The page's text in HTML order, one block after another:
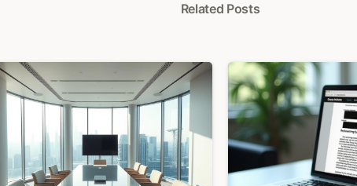
Related Posts